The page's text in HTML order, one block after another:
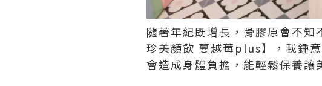
隨著年紀既增長，骨膠原會不
珍美顏飲 蔓越莓plus】，我鍾
會造成身體負擔，能輕鬆保養讓